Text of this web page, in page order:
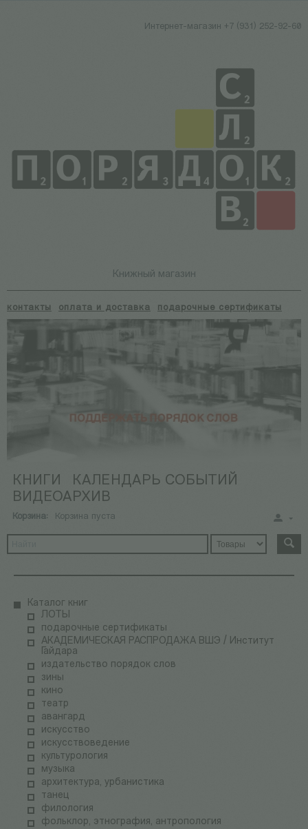
Интернет-магазин +7 (931) 252-92-60
Книжный магазин
контакты оплата и доставка подарочные сертификаты
КНИГИ
КАЛЕНДАРЬ СОБЫТИЙ
ВИДЕОАРХИВ
Корзина: Корзина пуста
Каталог книг
ЛОТЫ
подарочные сертификаты
АКАДЕМИЧЕСКАЯ РАСПРОДАЖА ВШЭ / Институт
Гайдара
издательство порядок слов
зины
кино
театр
авангард
искусство
искусствоведение
культурология
музыка
архитектура, урбанистика
танец
филология
фольклор, этнография, антропология